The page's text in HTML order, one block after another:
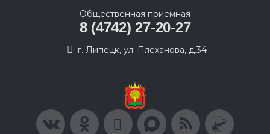
Общественная приемная
8 (4742) 27-20-27
г. Липецк, ул. Плеханова, д.34